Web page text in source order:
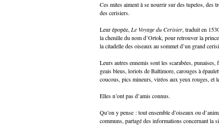
Ces mites aiment à se nourrir sur des tupelos, des
des cerisiers.
Leur épopée, Le Voyage du Cerisier, traduit en
la chenille du nom d’Ortok, pour retrouver la
la citadelle des oiseaux au sommet d’un grand
Leurs autres ennemis sont les scarabées,
geais bleus, loriots de Baltimore, carouges à
coucous, pics mineurs, viréos aux yeux rouges, et
Elles n’ont pas d’amis connus.
Qu’on y pense : tout ensemble d’oiseaux ou
communs, partagé des informations concernant la